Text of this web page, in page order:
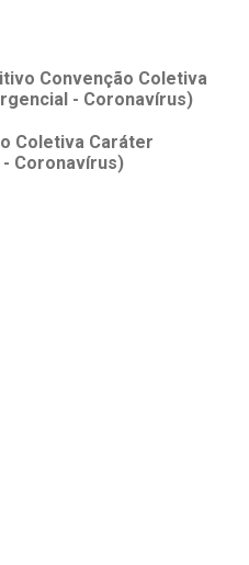
Convenção Coletiva
- Coronavírus)
Coletiva Caráter
Coronavírus)